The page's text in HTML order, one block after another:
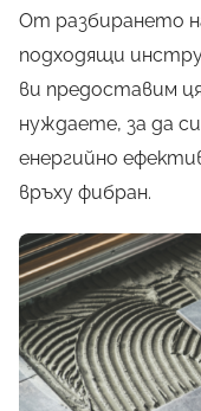
От разбирането
подходящи
ви предоставим
нуждаете, за да
енергийно
връху фибран.